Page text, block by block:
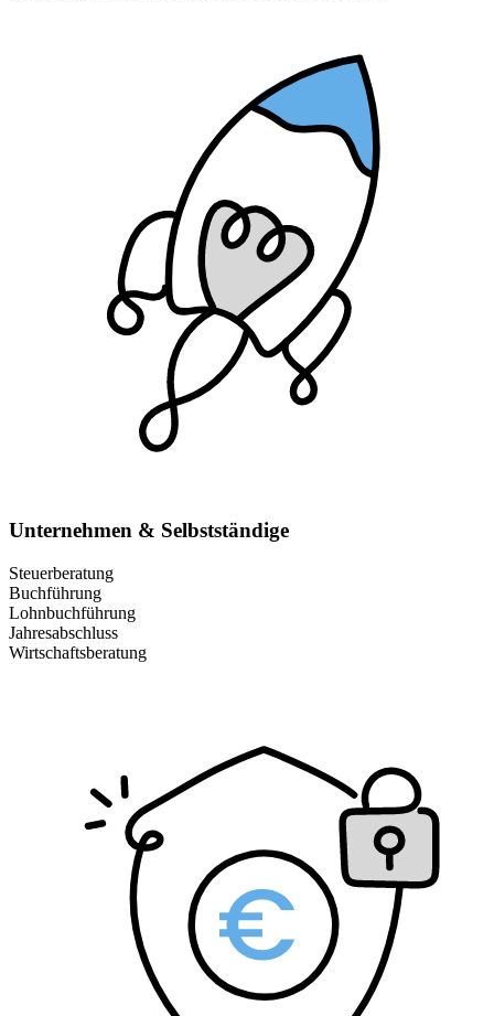
Unternehmen & Selbstständige
Steuerberatung
Buchführung
Lohnbuchführung
Jahresabschluss
Wirtschaftsberatung